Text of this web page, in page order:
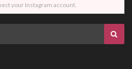
your Instagram account.